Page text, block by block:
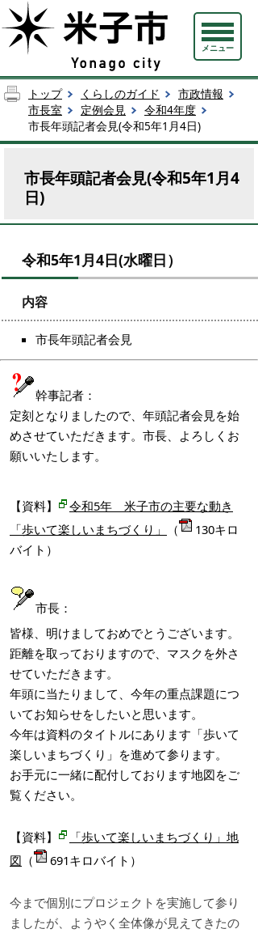
メニュー
トップ くらしのガイド
市政情報
市長室
定例会見
令和4年度
市長年頭記者会見(令和5年1月4日)
市長年頭記者会見(令和5年1月4
日)
令和5年1月4日(水曜日）
内容
市長年頭記者会見
幹事記者：
定刻となりましたので、年頭記者会見を始
めさせていただきます。市長、よろしくお
願いいたします。
【資料】
令和5年 米子市の主要な動き
「歩いて楽しいまちづくり」
（
130キロ
バイト）
市長：
皆様、明けましておめでとうございます。
距離を取っておりますので、マスクを外さ
せていただきます。
年頭に当たりまして、今年の重点課題につ
いてお知らせをしたいと思います。
今年は資料のタイトルにあります「歩いて
楽しいまちづくり」を進めて参ります。
お手元に一緒に配付しております地図をご
覧ください。
【資料】
「歩いて楽しいまちづくり」地
図 （ 691キロバイト）
今まで個別にプロジェクトを実施して参り
ましたが、ようやく全体像が見えてきたの